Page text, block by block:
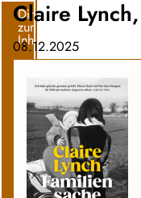
Direkt
zum
Inhalt
Claire
08.12.2025